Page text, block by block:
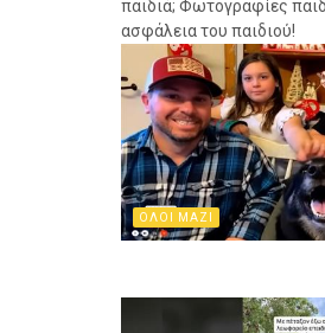
παιδιά; Φωτογραφίες
ασφάλεια του παιδιού!
ΟΛΟΙ ΜΑΖΙ